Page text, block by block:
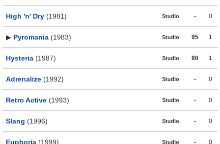
High 'n' Dry (1981) Studio - 0
▶ Pyromania (1983) Studio 95 1
Hysteria (1987) Studio 80 1
Adrenalize (1992) Studio - 0
Retro Active (1993) Studio - 0
Slang (1996) Studio - 0
Euphoria (1999) Studio - 0